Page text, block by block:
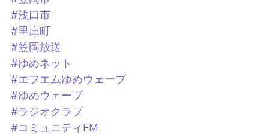
#浅口市
#里庄町
#笠岡放送
#ゆめネット
#エフエムゆめウェーブ
#ゆめウェーブ
#ラジオクラブ
#コミュニティFM